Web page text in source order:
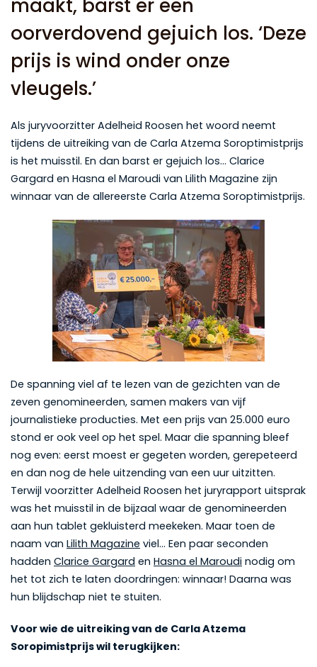
maakt, barst er een
oorverdovend gejuich los. ‘Deze
prijs is wind onder onze
vleugels.’
Als juryvoorzitter Adelheid Roosen het woord neemt
tijdens de uitreiking van de Carla Atzema Soroptimistprijs
is het muisstil. En dan barst er gejuich los… Clarice
Gargard en Hasna el Maroudi van Lilith Magazine zijn
winnaar van de allereerste Carla Atzema Soroptimistprijs.
De spanning viel af te lezen van de gezichten van de
zeven genomineerden, samen makers van vijf
journalistieke producties. Met een prijs van 25.000 euro
stond er ook veel op het spel. Maar die spanning bleef
nog even: eerst moest er gegeten worden, gerepeteerd
en dan nog de hele uitzending van een uur uitzitten.
Terwijl voorzitter Adelheid Roosen het juryrapport uitsprak
was het muisstil in de bijzaal waar de genomineerden
aan hun tablet gekluisterd meekeken. Maar toen de
naam van Lilith Magazine viel… Een paar seconden
hadden Clarice Gargard en Hasna el Maroudi nodig om
het tot zich te laten doordringen: winnaar! Daarna was
hun blijdschap niet te stuiten.
Voor wie de uitreiking van de Carla Atzema
Soropimistprijs wil terugkijken: